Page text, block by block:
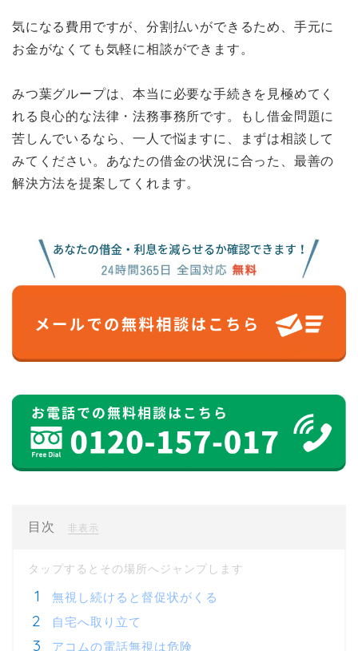
気になる費用ですが、分割払いができるため、手元に
お金がなくても気軽に相談ができます。
みつ葉グループは、本当に必要な手続きを見極めてく
れる良心的な法律・法務事務所です。もし借金問題に
苦しんでいるなら、一人で悩ますに、まずは相談して
みてください。あなたの借金の状況に合った、最善の
解決方法を提案してくれます。
目次 非表示
無視し続けると督促状がくる
自宅へ取り立て
アコムの電話無視は危険